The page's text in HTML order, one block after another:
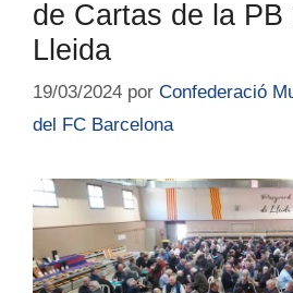
de Cartas de la PB
Lleida
19/03/2024 por Confederació
del FC Barcelona